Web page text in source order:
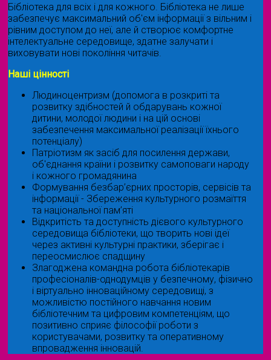
Бібліотека для всіх і для кожного. Бібліотека не лише
забезпечує максимальний об'єм інформації з вільним і
рівним доступом до неї, але й створює комфортне
інтелектуальне середовище, здатне залучати і
виховувати нові покоління читачів.
Наші цінності
Людиноцентризм (допомога в розкриті та
розвитку здібностей й обдарувань кожної
дитини, молодої людини і на цій основі
забезпечення максимальної реалізації їхнього
потенціалу)
Патріотизм як засіб для посилення держави,
об'єднання країни і розвитку самоповаги народу
і кожного громадянина
Формування безбар’єрних просторів, сервісів та
інформації - Збереження культурного розмаїття
та національної пам’яті
Відкритість та доступність дієвого культурного
середовища бібліотеки, що творить нові ідеї
через активні культурні практики, зберігає і
переосмислює спадщину
Злагоджена командна робота бібліотекарів
професіоналів-однодумців у безпечному, фізично
і віртуально інноваційному середовищі, з
можливістю постійного навчання новим
бібліотечним та цифровим компетенціям, що
позитивно сприяє філософії роботи з
користувачами, розвитку та оперативному
впровадження інновацій.